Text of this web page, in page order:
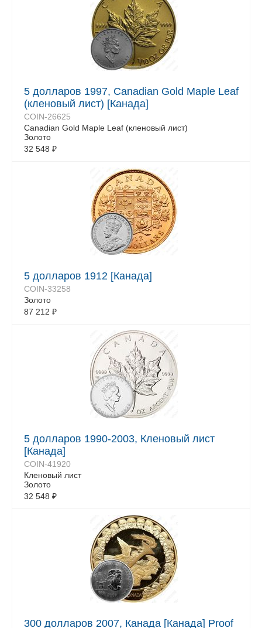
5 долларов 1997, Canadian Gold Maple Leaf
(кленовый лист) [Канада]
COIN-26625
Canadian Gold Maple Leaf (кленовый лист)
Золото
32 548 ₽
5 долларов 1912 [Канада]
COIN-33258
Золото
87 212 ₽
5 долларов 1990-2003, Кленовый лист
[Канада]
COIN-41920
Кленовый лист
Золото
32 548 ₽
300 долларов 2007, Канада [Канада] Proof